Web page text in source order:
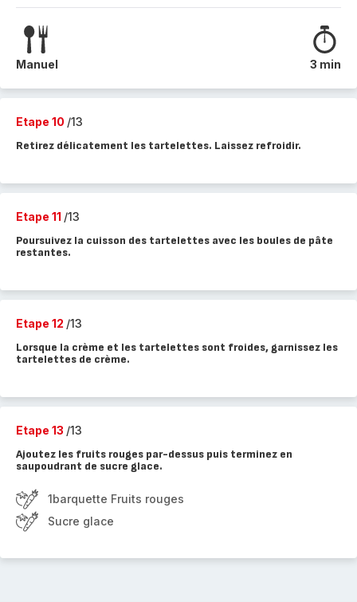
Manuel 3 min
Etape 10 /13
Retirez délicatement les tartelettes. Laissez refroidir.
Etape 11 /13
Poursuivez la cuisson des tartelettes avec les boules de pâte
restantes.
Etape 12 /13
Lorsque la crème et les tartelettes sont froides, garnissez les
tartelettes de crème.
Etape 13 /13
Ajoutez les fruits rouges par-dessus puis terminez en
saupoudrant de sucre glace.
1barquette Fruits rouges
Sucre glace